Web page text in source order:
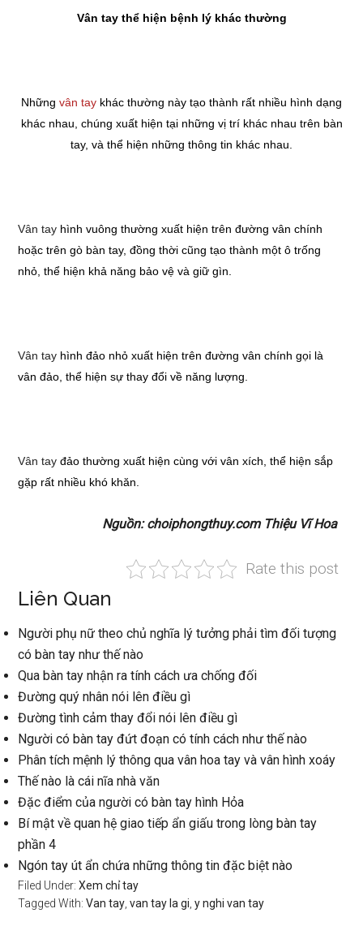
Vân tay thể hiện bệnh lý khác thường
Những vân tay khác thường này tạo thành rất nhiều hình dạng
khác nhau, chúng xuất hiện tại những vị trí khác nhau trên bàn
tay, và thể hiện những thông tin khác nhau.
Vân tay hình vuông thường xuất hiện trên đường vân chính
hoặc trên gò bàn tay, đồng thời cũng tạo thành một ô trống
nhỏ, thể hiện khả năng bảo vệ và giữ gìn.
Vân tay hình đảo nhỏ xuất hiện trên đường vân chính gọi là
vân đảo, thể hiện sự thay đổi về năng lượng.
Vân tay đảo thường xuất hiện cùng với vân xích, thể hiện sắp
gặp rất nhiều khó khăn.
Nguồn: choiphongthuy.com Thiệu Vĩ Hoa
Rate this post
Liên Quan
Người phụ nữ theo chủ nghĩa lý tưởng phải tìm đối tượng
có bàn tay như thế nào
Qua bàn tay nhận ra tính cách ưa chống đối
Đường quý nhân nói lên điều gì
Đường tình cảm thay đổi nói lên điều gì
Người có bàn tay đứt đoạn có tính cách như thế nào
Phân tích mệnh lý thông qua vân hoa tay và vân hình xoáy
Thế nào là cái nĩa nhà văn
Đặc điểm của người có bàn tay hình Hỏa
Bí mật về quan hệ giao tiếp ẩn giấu trong lòng bàn tay
phần 4
Ngón tay út ẩn chứa những thông tin đặc biệt nào
Filed Under:Xem chỉ tay
Tagged With:Van tay ,van tay la gi ,y nghi van tay